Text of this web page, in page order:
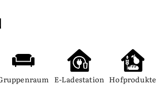
E-Ladestation Hofprodukte